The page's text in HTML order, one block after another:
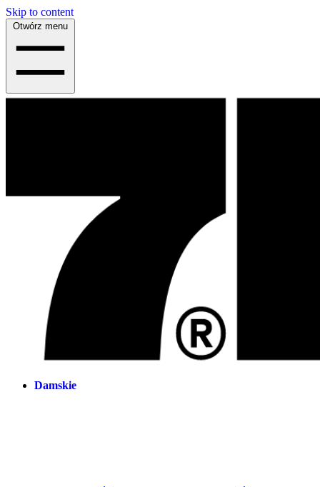
Skip to content
Otwórz menu
Damskie